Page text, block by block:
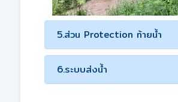
5.ส่วน Protection ท้ายน้ำ
6.ระบบส่งน้ำ